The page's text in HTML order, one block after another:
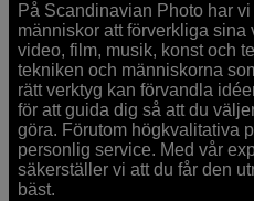
På Scandinavian Photo har
människor att förverkliga
video, film, musik, konst och
tekniken och människorna
rätt verktyg kan förvandla
för att guida dig så att du
göra. Förutom högkvalitativa
personlig service. Med vår
säkerställer vi att du får den
bäst.